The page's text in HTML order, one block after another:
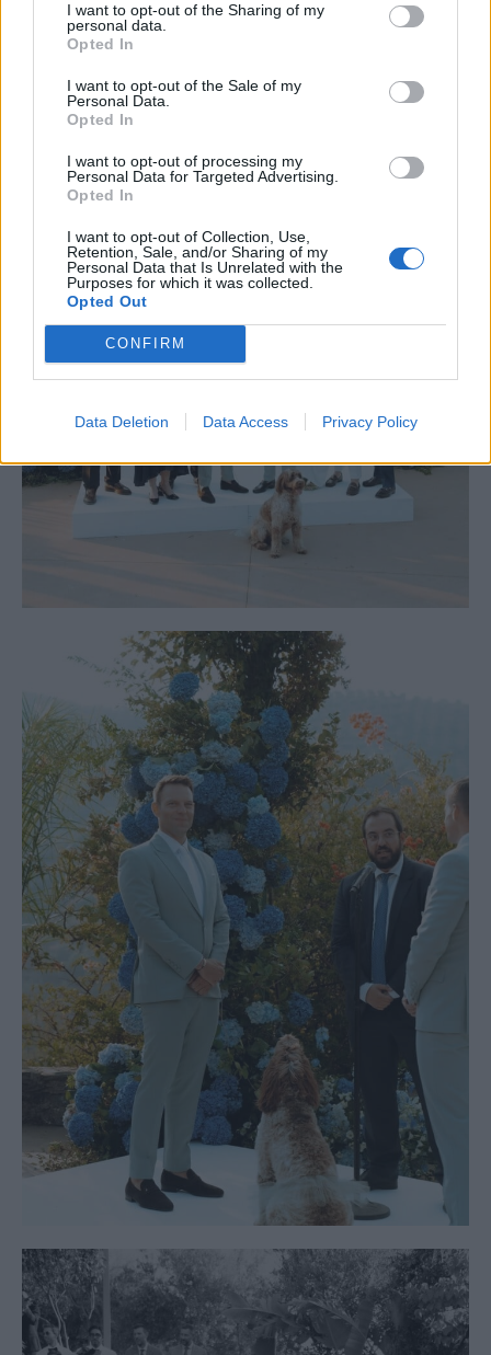
I want to opt-out of the Sharing of my
personal data.
Opted In
I want to opt-out of the Sale of my
Personal Data.
Opted In
I want to opt-out of processing my
Personal Data for Targeted Advertising.
Opted In
I want to opt-out of Collection, Use,
Retention, Sale, and/or Sharing of my
Personal Data that Is Unrelated with the
Purposes for which it was collected.
Opted Out
CONFIRM
Data Deletion Data Access Privacy Policy